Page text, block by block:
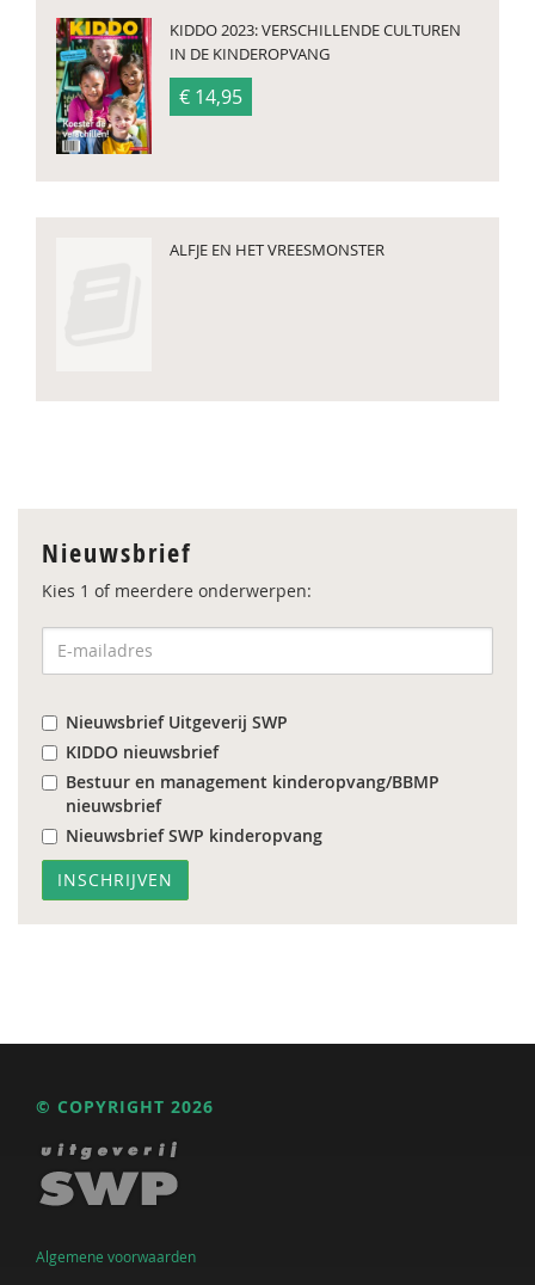
KIDDO 2023: VERSCHILLENDE CULTUREN
IN DE KINDEROPVANG
€ 14,95
ALFJE EN HET VREESMONSTER
Nieuwsbrief
Kies 1 of meerdere onderwerpen:
Nieuwsbrief Uitgeverij SWP
KIDDO nieuwsbrief
Bestuur en management kinderopvang/BBMP
nieuwsbrief
Nieuwsbrief SWP kinderopvang
© COPYRIGHT 2026
Algemene voorwaarden